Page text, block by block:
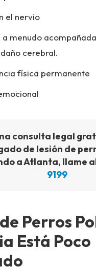
el nervio
a menudo
cerebral.
física permanente
consulta legal
de lesión de
a Atlanta, llame
9199
Perros
Está Poco